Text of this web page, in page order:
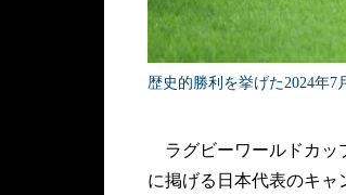
歴史的勝利を挙げた2024年
ラグビーワールドカッ
に掲げる日本代表のキャ